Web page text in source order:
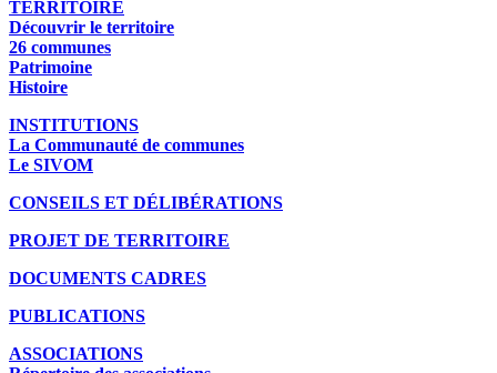
TERRITOIRE
Découvrir le territoire
26 communes
Patrimoine
Histoire
INSTITUTIONS
La Communauté de communes
Le SIVOM
CONSEILS ET DÉLIBÉRATIONS
PROJET DE TERRITOIRE
DOCUMENTS CADRES
PUBLICATIONS
ASSOCIATIONS